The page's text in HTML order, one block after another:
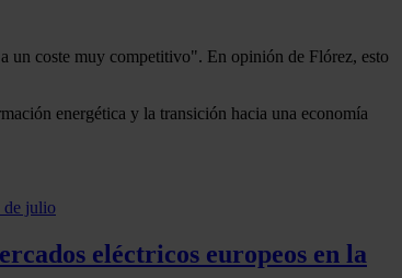
un coste muy competitivo". En opinión de Flórez, esto
energética y la transición hacia una economía
eléctricos europeos en la